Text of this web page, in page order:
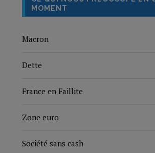
MOMENT
Macron
Dette
France en Faillite
Zone euro
Société sans cash